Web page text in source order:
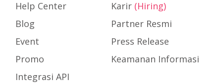
Help Center
Blog
Event
Promo
Integrasi API
Karir (Hiring)
Partner Resmi
Press Release
Keamanan Informasi